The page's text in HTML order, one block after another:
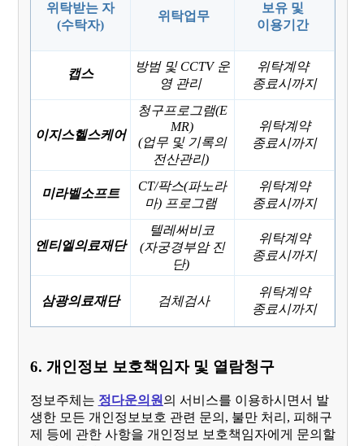
위탁받는 자
(수탁자)
위탁업무
보유 및
이용기간
캡스
방범 및 CCTV 운
영 관리
위탁계약
종료시까지
이지스헬스케어
청구프로그램(E
MR)
(업무 및 기록의
전산관리)
위탁계약
종료시까지
미라벨소프트
CT/팍스(파노라
마)프로그램
위탁계약
종료시까지
엔티엘의료재단
텔레써비코
(자궁경부암 진
단)
위탁계약
종료시까지
삼광의료재단 검체검사
위탁계약
종료시까지
6. 개인정보 보호책임자 및 열람청구
정보주체는 정다운의원의 서비스를 이용하시면서 발
생한 모든 개인정보보호 관련 문의, 불만 처리, 피해구
제 등에 관한 사항을 개인정보 보호책임자에게 문의할